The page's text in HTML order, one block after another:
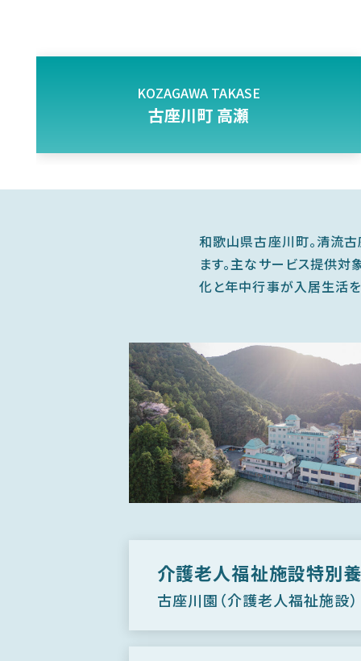
KOZAGAWA TAKASE
古座川町 高瀬
和歌山県古座川町。清流
ます。主なサービス提供
化と年中行事が入居生活を
介護老人福祉施設特別
古座川園（介護老人福祉施設）